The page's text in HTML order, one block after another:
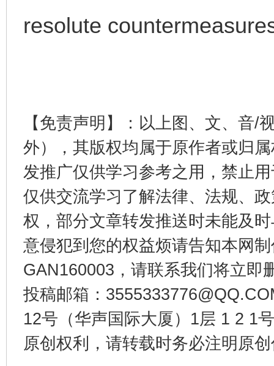
resolute
【免责声明】：以上图、文、音/
外），其版权均属于原作者或归
发推广仅供学习参考之用，禁止
仅供交流学习了解法律、法规、
权，部分文章转发推送时未能及
意侵犯到您的权益烦请告知本网
GAN160003，请联系我们将立即
投稿邮箱：
12号（华声国际大厦）1层 1 2 1
原创权利，请转载时务必注明原
完善运行机制助力责任有效落实 一纸欠
东山县通报“牛蛙产品抗生素超标问题” 法